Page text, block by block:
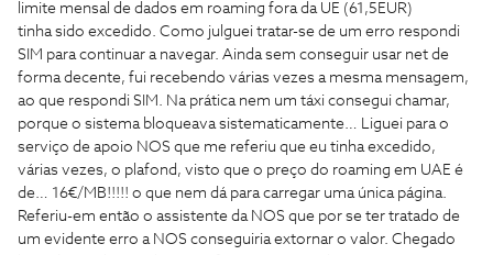
limite mensal de dados em roaming fora da UE (61,5EUR)
tinha sido excedido. Como julguei tratar-se de um erro respondi
SIM para continuar a navegar. Ainda sem conseguir usar net de
forma decente, fui recebendo várias vezes a mesma mensagem,
ao que respondi SIM. Na prática nem um táxi consegui chamar,
porque o sistema bloqueava sistematicamente… Liguei para o
serviço de apoio NOS que me referiu que eu tinha excedido,
várias vezes, o plafond, visto que o preço do roaming em UAE é
de… 16€/MB!!!!! o que nem dá para carregar uma única página.
Referiu-em então o assistente da NOS que por se ter tratado de
um evidente erro a NOS conseguiria extornar o valor. Chegado